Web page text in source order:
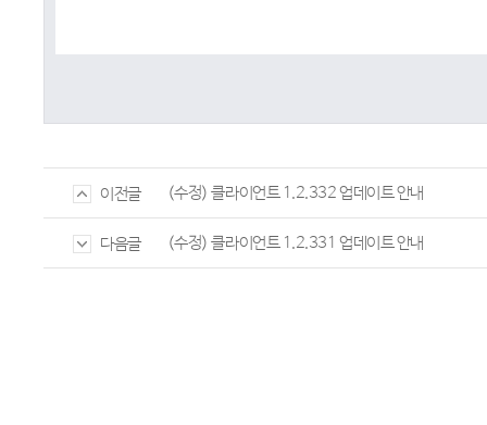
이전글 (수정) 클라이언트 1.2.332 업데이트 안내
다음글 (수정) 클라이언트 1.2.331 업데이트 안내